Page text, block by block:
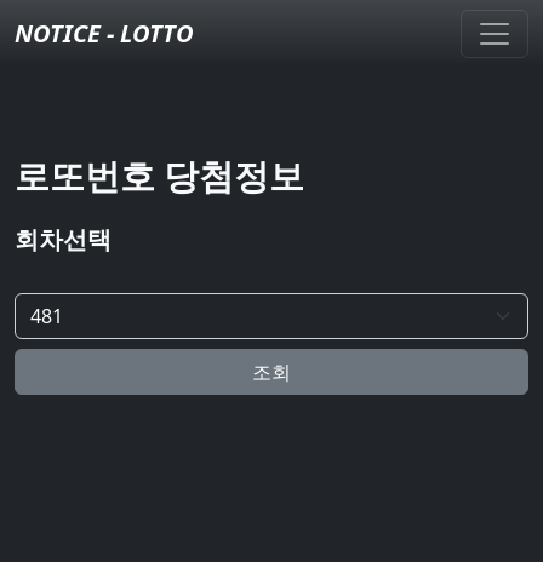
NOTICE - LOTTO
로또번호 당첨정보
회차선택
조회